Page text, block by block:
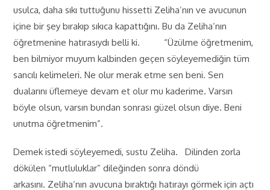
usulca, daha sıkı tuttuğunu hissetti Zeliha’nın ve avucunun
içine bir şey bırakıp sıkıca kapattığını. Bu da Zeliha’nın
öğretmenine hatırasıydı belli ki. “Üzülme öğretmenim,
ben bilmiyor muyum kalbinden geçen söyleyemediğin tüm
sancılı kelimeleri. Ne olur merak etme sen beni. Sen
dualarını üflemeye devam et olur mu kaderime. Varsın
böyle olsun, varsın bundan sonrası güzel olsun diye. Beni
unutma öğretmenim”.
Demek istedi söyleyemedi, sustu Zeliha. Dilinden zorla
dökülen “mutluluklar” dileğinden sonra döndü
arkasını. Zeliha’nın avucuna bıraktığı hatırayı görmek için açtı